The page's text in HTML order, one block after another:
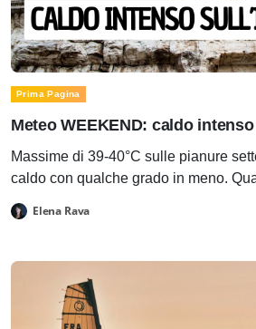
Prima Pagina
Meteo WEEKEND: caldo
Massime di 39-40°C sulle pianure
caldo con qualche grado in meno.
Elena Rava